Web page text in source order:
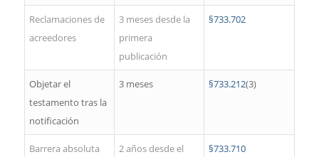
Reclamaciones de
acreedores
3 meses desde la
primera
publicación
§733.702
Objetar el
testamento tras la
notificación
3 meses §733.212(3)
Barrera absoluta
2 años desde el
§733.710